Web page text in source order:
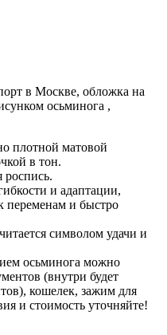
в Москве, обложка на
осьминога ,
плотной матовой
в тон.
роспись.
и адаптации,
переменам и быстро
символом удачи и
осьминога можно
(внутри будет
кошелек, зажим для
и стоимость уточняйте!